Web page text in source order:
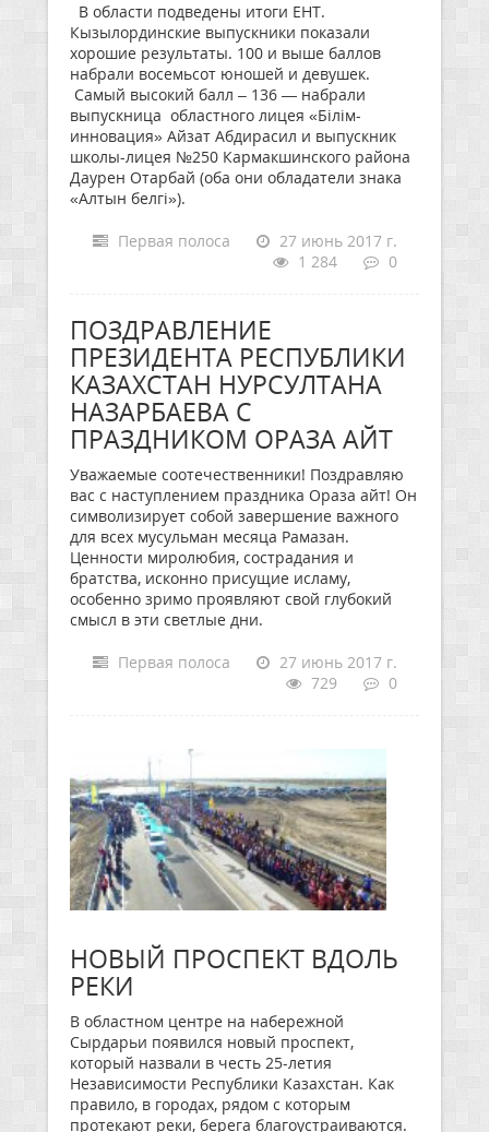
В области подведены итоги ЕНТ.
Кызылординские выпускники показали
хорошие результаты. 100 и выше баллов
набрали восемьсот юношей и девушек.
Самый высокий балл – 136 — набрали
выпускница областного лицея «Білім-
инновация» Айзат Абдирасил и выпускник
школы-лицея №250 Кармакшинского района
Даурен Отарбай (оба они обладатели знака
«Алтын белгі»).
Первая полоса
27 июнь 2017 г.
1 284
0
ПОЗДРАВЛЕНИЕ
ПРЕЗИДЕНТА РЕСПУБЛИКИ
КАЗАХСТАН НУРСУЛТАНА
НАЗАРБАЕВА С
ПРАЗДНИКОМ ОРАЗА АЙТ
Уважаемые соотечественники! Поздравляю
вас с наступлением праздника Ораза айт! Он
символизирует собой завершение важного
для всех мусульман месяца Рамазан.
Ценности миролюбия, сострадания и
братства, исконно присущие исламу,
особенно зримо проявляют свой глубокий
смысл в эти светлые дни.
Первая полоса
27 июнь 2017 г.
729
0
НОВЫЙ ПРОСПЕКТ ВДОЛЬ
РЕКИ
В областном центре на набережной
Сырдарьи появился новый проспект,
который назвали в честь 25-летия
Независимости Республики Казахстан. Как
правило, в городах, рядом с которым
протекают реки, берега благоустраиваются.